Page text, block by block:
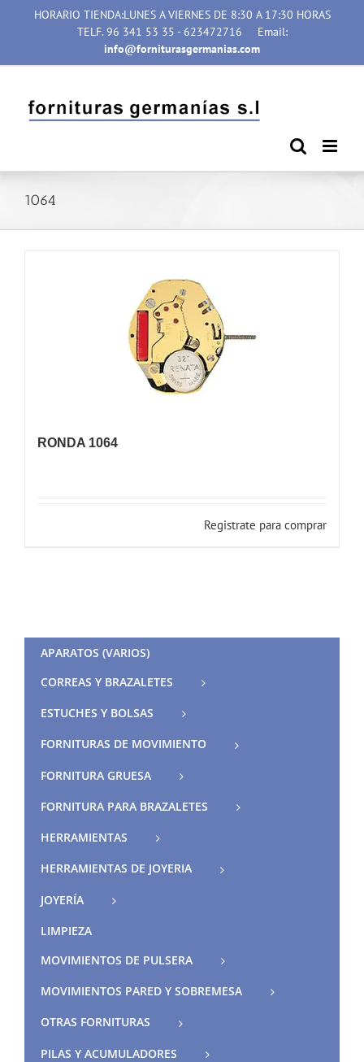
HORARIO TIENDA:LUNES A VIERNES DE 8:30 A 17:30 HORAS
TELF. 96 341 53 35 - 623472716
Email:
info@forniturasgermanias.com
1064
RONDA 1064
Registrate para comprar
APARATOS (VARIOS)
CORREAS Y BRAZALETES
ESTUCHES Y BOLSAS
FORNITURAS DE MOVIMIENTO
FORNITURA GRUESA
FORNITURA PARA BRAZALETES
HERRAMIENTAS
HERRAMIENTAS DE JOYERIA
JOYERÍA
LIMPIEZA
MOVIMIENTOS DE PULSERA
MOVIMIENTOS PARED Y SOBREMESA
OTRAS FORNITURAS
PILAS Y ACUMULADORES